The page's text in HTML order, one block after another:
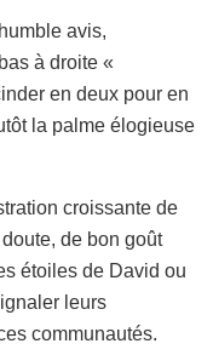
avis,
à droite «
en deux pour en
la palme élogieuse
croissante de
de bon goût
étoiles de David ou
leurs
communautés.